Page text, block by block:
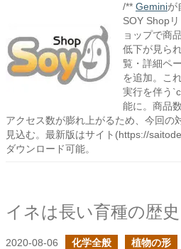
/** Geminiが
SOY Shop
ョップで商
低下が見ら
覧・詳細ペ
を追加。こ
実行を伴う
能に。商品
アクセス数が膨れ上がるため、今回の
見込む。最新版はサイト(https://
ダウンロード可能。
2020-08-06 化学全般 植物の形